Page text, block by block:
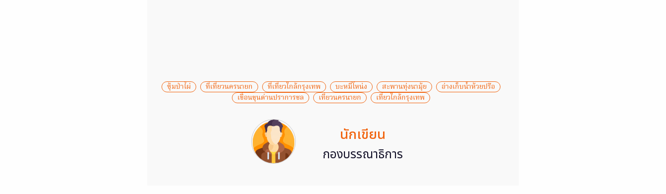
ซุ้มป่าไผ่ ที่เที่ยวนครนายก ที่เที่ยวใกล้กรุงเทพ บะหมี่โหน่ง สะพานทุ่งนามุ้ย
อ่างเก็บน้ำห้วยปรือ
เขื่อนขุนด่านปราการชล
เที่ยวนครนายก เที่ยวใกล้กรุงเทพ
นักเขียน
กองบรรณาธิการ